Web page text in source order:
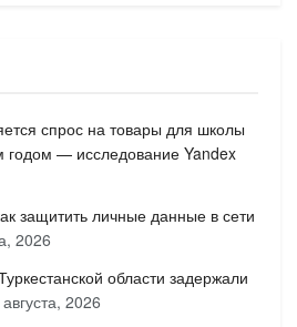
спрос на товары для школы
— исследование Yandex
защитить личные данные в сети
2026
области задержали
2026